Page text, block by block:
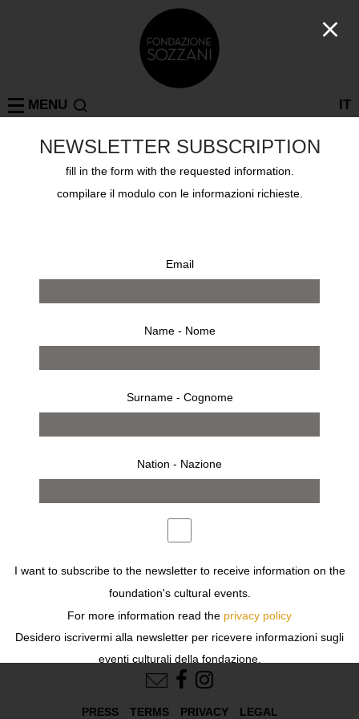
IT
MENU
Past exhibitions ON TOUR SEOUL
MEMPHIS
March 26th 2016 - May 1st 2016
Previous Next
FOLLOW US
PRESS TERMS PRIVACY LEGAL
NEWSLETTER SUBSCRIPTION
fill in the form with the requested information.
compilare il modulo con le informazioni richieste.
Email
Name - Nome
Surname - Cognome
Nation - Nazione
I want to subscribe to the newsletter to receive information on the
foundation's cultural events.
For more information read the privacy policy
Desidero iscrivermi alla newsletter per ricevere informazioni sugli
eventi culturali della fondazione.
Per ulteriori informazioni leggi